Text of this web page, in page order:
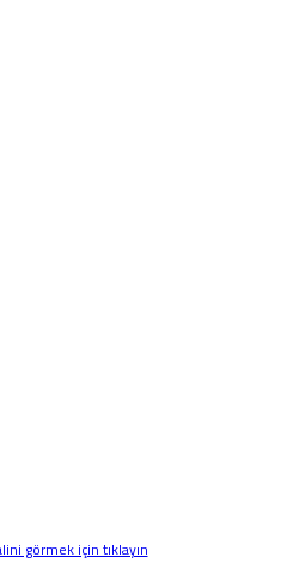
görmek için tıklayın